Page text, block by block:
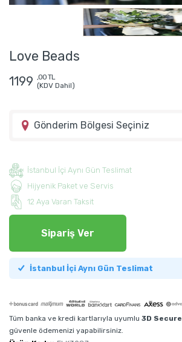
Love Beads
1199 ,00 TL
(KDV Dahil)
Gönderim Bölgesi Seçiniz
İstanbul İçi Aynı Gün Teslimat
Hijyenik Paket ve Servis
12 Aya Varan Taksit
Sipariş Ver
İstanbul İçi Aynı Gün Teslimat
Tüm banka ve kredi kartlarıyla uyumlu 3D Secure
güvenle ödemenizi yapabilirsiniz.